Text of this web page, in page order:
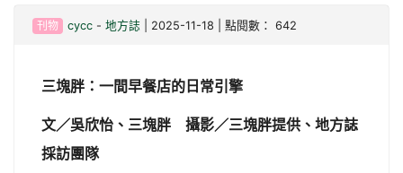
刊物 cycc- 地方誌 | 2025-11-18 | 點閱數： 642
三塊胖：一間早餐店的日常引擎
文／吳欣怡、三塊胖 攝影／三塊胖提供、地方誌
採訪團隊